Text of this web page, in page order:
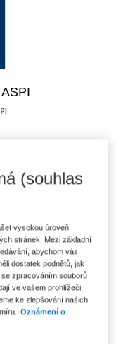
Ušetříte 115 Kč
DMOC 769 Kč
932 Kč
Ušetříte 491 Kč
(souhlas
vysokou úroveň
stránek. Mezi základní
abychom vás
dostatek podnětů, jak
zpracováním souborů
ve vašem prohlížeči.
ke zlepšování našich
Oznámení o